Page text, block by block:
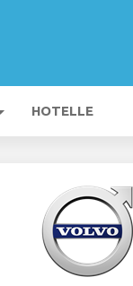
HOTELLE